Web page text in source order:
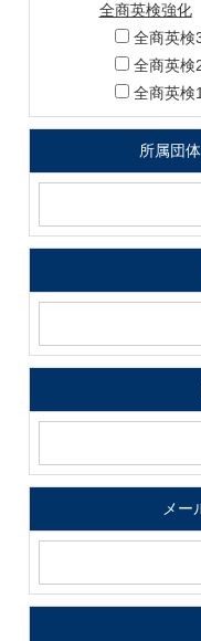
全商英検強化
全商英検
全商英検
全商英検
所属団
メー